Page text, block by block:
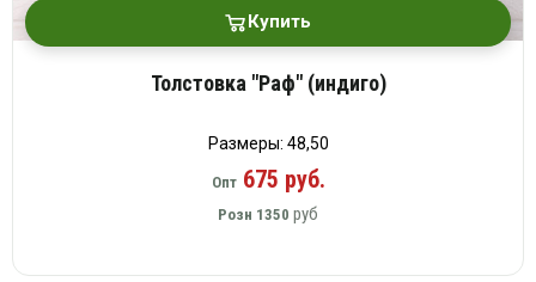
Купить
Толстовка "Раф" (индиго)
Размеры: 48,50
Опт675 руб.
Розн 1350 руб